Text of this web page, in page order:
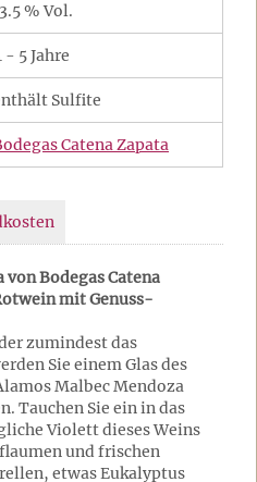
% Vol.
- 5 Jahre
Sulfite
Catena Zapata
Bodegas Catena
mit Genuss-
zumindest das
Sie einem Glas des
Malbec Mendoza
Tauchen Sie ein in das
Violett dieses Weins
und frischen
etwas Eukalyptus